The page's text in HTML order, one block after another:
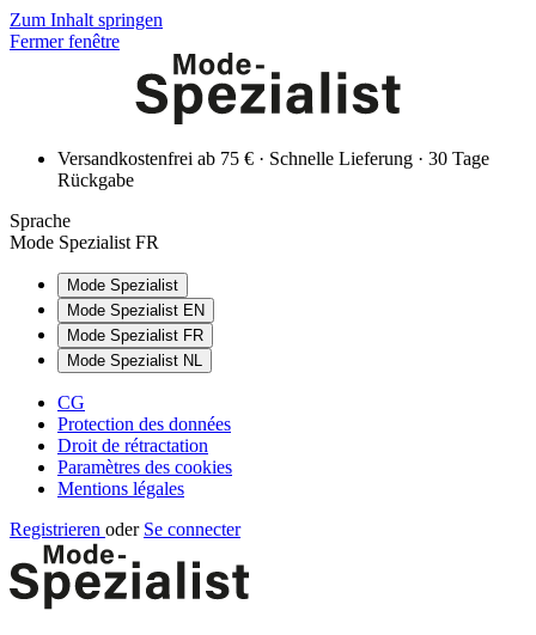
Zum Inhalt springen
Fermer fenêtre
Versandkostenfrei ab 75 € · Schnelle Lieferung · 30 Tage
Rückgabe
Sprache
Mode Spezialist FR
Mode Spezialist
Mode Spezialist EN
Mode Spezialist FR
Mode Spezialist NL
CG
Protection des données
Droit de rétractation
Paramètres des cookies
Mentions légales
Registrieren oder Se connecter